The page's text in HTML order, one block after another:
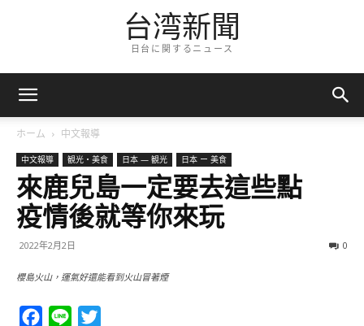
台湾新聞
日台に関するニュース
ホーム 中文報導
中文報導 観光・美食 日本 — 観光 日本 ー 美食
來鹿兒島一定要去這些點
疫情後就等你來玩
2022年2月2日 0
櫻島火山，運氣好還能看到火山冒著煙
Facebook
Line